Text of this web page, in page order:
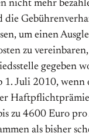
nicht mehr
die
um einen
zu
gegeben
1. Juli 2010, wenn
zu 4600 Euro
als bisher